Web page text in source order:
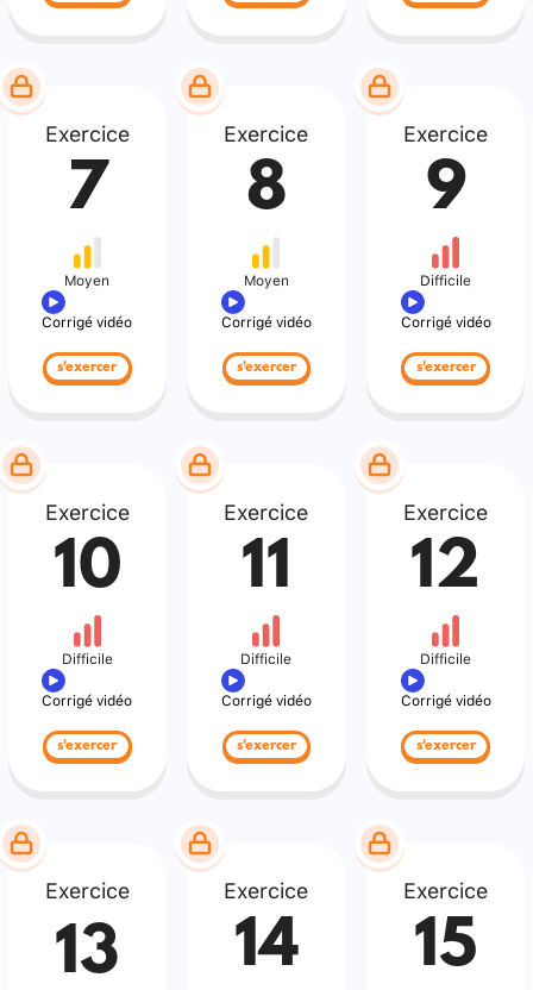
Exercice
7
Moyen
Corrigé vidéo
s'exercer
Exercice
8
Moyen
Corrigé vidéo
s'exercer
Exercice
9
Difficile
Corrigé vidéo
s'exercer
Exercice
10
Difficile
Corrigé vidéo
s'exercer
Exercice
11
Difficile
Corrigé vidéo
s'exercer
Exercice
12
Difficile
Corrigé vidéo
s'exercer
Exercice
13
Exercice
14
Exercice
15